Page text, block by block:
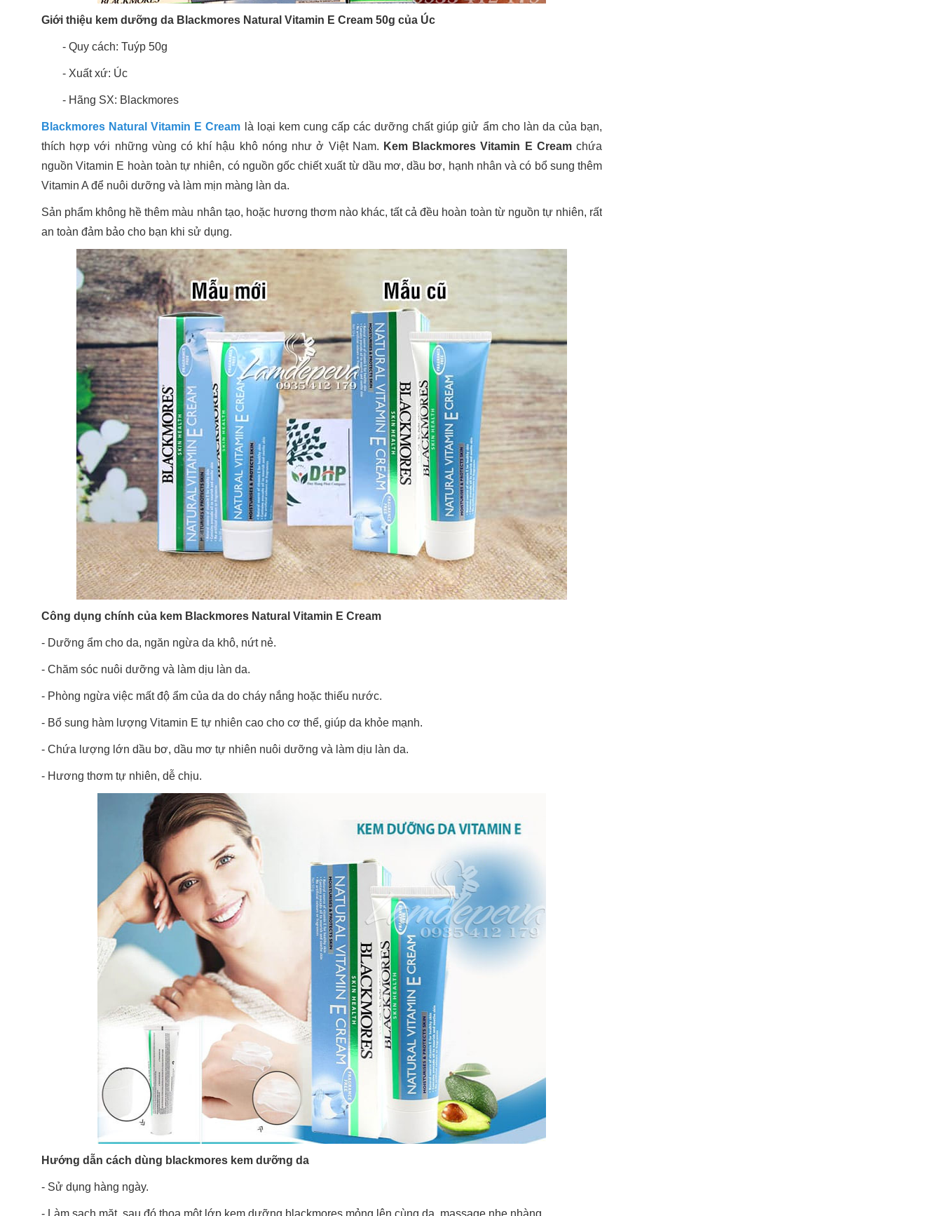
Giới thiệu kem dưỡng da Blackmores Natural Vitamin E Cream 50g của Úc
- Quy cách: Tuýp 50g
- Xuất xứ: Úc
- Hãng SX: Blackmores
Blackmores Natural Vitamin E Cream là loại kem cung cấp các dưỡng chất giúp giử ẩm cho làn da của bạn,
thích hợp với những vùng có khí hậu khô nóng như ở Việt Nam. Kem Blackmores Vitamin E Creamchứa
nguồn Vitamin E hoàn toàn tự nhiên, có nguồn gốc chiết xuất từ dầu mơ, dầu bơ, hạnh nhân và có bổ sung thêm
Vitamin A để nuôi dưỡng và làm mịn màng làn da.
Sản phẩm không hề thêm màu nhân tạo, hoặc hương thơm nào khác, tất cả đều hoàn toàn từ nguồn tự nhiên, rất
an toàn đảm bảo cho bạn khi sử dụng.
Công dụng chính của kem Blackmores Natural Vitamin E Cream
- Dưỡng ẩm cho da, ngăn ngừa da khô, nứt nẻ.
- Chăm sóc nuôi dưỡng và làm dịu làn da.
- Phòng ngừa việc mất độ ẩm của da do cháy nắng hoặc thiếu nước.
- Bổ sung hàm lượng Vitamin E tự nhiên cao cho cơ thể, giúp da khỏe mạnh.
- Chứa lượng lớn dầu bơ, dầu mơ tự nhiên nuôi dưỡng và làm dịu làn da.
- Hương thơm tự nhiên, dễ chịu.
Hướng dẫn cách dùng blackmores kem dưỡng da
- Sử dụng hàng ngày.
- Làm sạch mặt, sau đó thoa một lớp kem dưỡng blackmores mỏng lên cùng da, massage nhẹ nhàng.